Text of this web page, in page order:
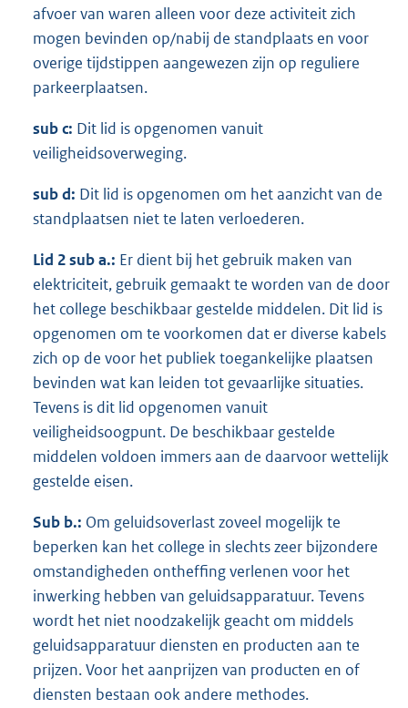
afvoer van waren alleen voor deze activiteit zich
mogen bevinden op/nabij de standplaats en voor
overige tijdstippen aangewezen zijn op reguliere
parkeerplaatsen.
sub c: Dit lid is opgenomen vanuit
veiligheidsoverweging.
sub d: Dit lid is opgenomen om het aanzicht van de
standplaatsen niet te laten verloederen.
Lid 2 sub a.: Er dient bij het gebruik maken van
elektriciteit, gebruik gemaakt te worden van de door
het college beschikbaar gestelde middelen. Dit lid is
opgenomen om te voorkomen dat er diverse kabels
zich op de voor het publiek toegankelijke plaatsen
bevinden wat kan leiden tot gevaarlijke situaties.
Tevens is dit lid opgenomen vanuit
veiligheidsoogpunt. De beschikbaar gestelde
middelen voldoen immers aan de daarvoor wettelijk
gestelde eisen.
Sub b.: Om geluidsoverlast zoveel mogelijk te
beperken kan het college in slechts zeer bijzondere
omstandigheden ontheffing verlenen voor het
inwerking hebben van geluidsapparatuur. Tevens
wordt het niet noodzakelijk geacht om middels
geluidsapparatuur diensten en producten aan te
prijzen. Voor het aanprijzen van producten en of
diensten bestaan ook andere methodes.